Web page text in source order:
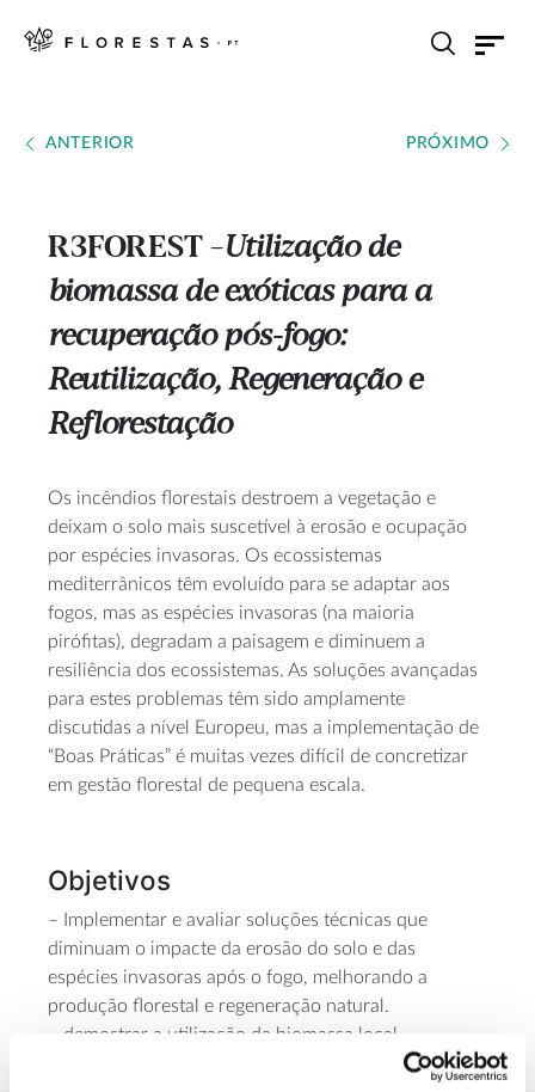
ANTERIOR PRÓXIMO
R3FOREST --- Utilização de
biomassa de exóticas para a
recuperação pós-fogo:
Reutilização, Regeneração e
Reflorestação
Os incêndios florestais destroem a vegetação e
deixam o solo mais suscetível à erosão e ocupação
por espécies invasoras. Os ecossistemas
mediterrânicos têm evoluído para se adaptar aos
fogos, mas as espécies invasoras (na maioria
pirófitas), degradam a paisagem e diminuem a
resiliência dos ecossistemas. As soluções avançadas
para estes problemas têm sido amplamente
discutidas a nível Europeu, mas a implementação de
“Boas Práticas” é muitas vezes difícil de concretizar
em gestão florestal de pequena escala.
Objetivos
– Implementar e avaliar soluções técnicas que
diminuam o impacte da erosão do solo e das
espécies invasoras após o fogo, melhorando a
produção florestal e regeneração natural.
– demostrar a utilização da biomassa local
proveniente do corte de espécies invasoras para